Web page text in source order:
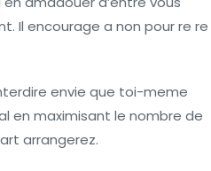
Il encourage a non pour re re
envie que toi-meme
en maximisant le nombre de
arrangerez.